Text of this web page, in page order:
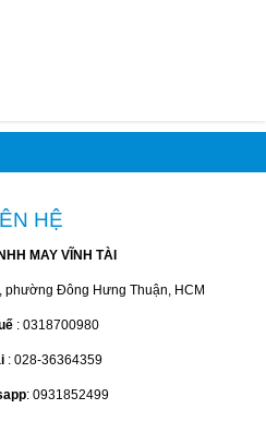
HỆ
MAY VĨNH TÀI
phường Đông Hưng Thuận, HCM
: 0318700980
: 028-36364359
: 0931852499